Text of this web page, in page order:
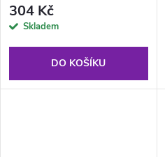
304 Kč
Skladem
DO KOŠÍKU